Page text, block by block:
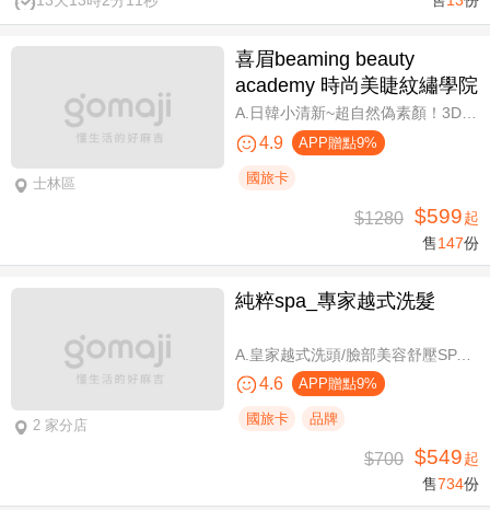
士林區
喜眉beaming beauty
academy 時尚美睫紋繡學院
A.日韓小清新~超自然偽素顏！3D 120~150根睫毛嫁接套餐/B.迷人可愛~輕盈氣墊濃密感！3D Y型毛250根/6D雲朵輕盈氣墊睫毛350根嫁接 二選一/C.絕美驚嘆！迷人夢幻美人魚睫毛！超濃密輕柔6D 450~500根睫毛嫁接套餐/D.歐美混血風格！超濃密深邃睫毛6D 600根睫毛嫁接套餐/E.泰式輕感設計～異國混血感超迷人！6D 輕泰式不限根數睫毛嫁接套餐/F.八大效果美肌精緻保養全程90分
4.9 APP贈點9%
國旅卡
$1280 $599起
售147份
2 家分店
純粹spa_專家越式洗髮
A.皇家越式洗頭/臉部美容舒壓SPA/舒壓採耳SPA 三選一40分(手技40分) / B.越式經典足底深層保養+去足繭+精油按摩 / C.越式純粹經典套餐(臉部美容舒壓SPA/舒壓採耳SPA二選一)全程80分(手技80分) / D.越式皇家古法按摩|全身越式精油舒壓/越式古法指壓 任選全程60分(手技60分)
4.6 APP贈點9%
國旅卡 品牌
$700 $549起
售734份